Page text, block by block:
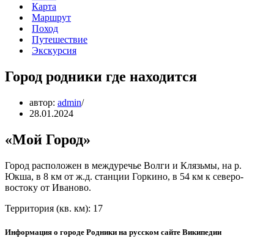
Карта
Маршрут
Поход
Путешествие
Экскурсия
Город родники где находится
автор: admin
28.01.2024
«Мой Город»
Город расположен в междуречье Волги и Клязьмы, на р.
Юкша, в 8 км от ж.д. станции Горкино, в 54 км к северо-
востоку от Иваново.
Территория (кв. км): 17
Информация о городе Родники на русском сайте Википедии